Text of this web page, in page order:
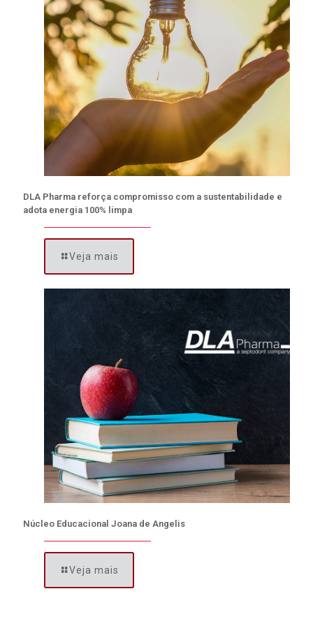
DLA Pharma reforça compromisso com a sustentabilidade e
adota energia 100% limpa
Veja mais
Núcleo Educacional Joana de Angelis
Veja mais